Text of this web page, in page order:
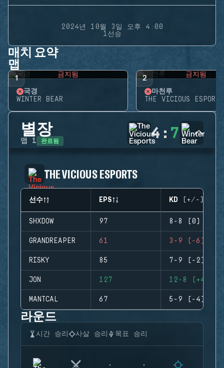
2024년 10월 3일 오후 4:00
1선승
매치 요약
맵
1 금지됨
국경
WINTER BEAR
2 금지됨
마천루
THE VICIOUS ESPORTS
별장
맵 1 완료됨 4 : 7
THE VICIOUS ESPORTS
선수 EPS KD (+/-)
SHXDOW 97 8-8 (0)
GRANDREAPER 61 3-9 (-6)
RISKY 85 7-9 (-2)
JON 127 12-8 (+4)
MANTCAL 67 5-9 (-4)
라운드
시간 승리 사살 승리 목표 승리